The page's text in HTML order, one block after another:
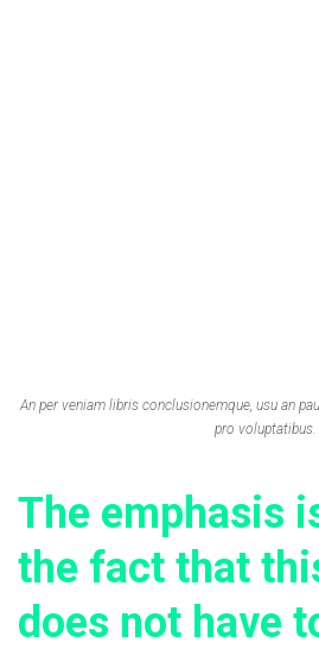
An per veniam libris conclusionemque, usu an
pro voluptatibus.
The emphasis
the fact that
does not have